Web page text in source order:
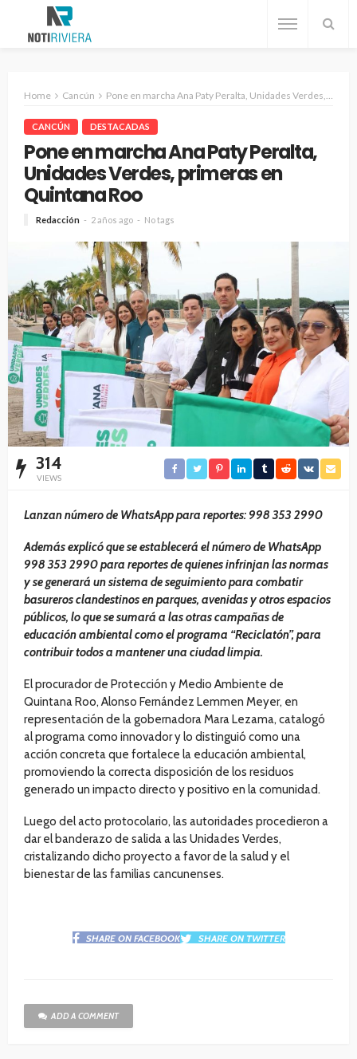
Home Cancún Pone en marcha Ana Paty Peralta, Unidades Verdes, primeras en Quintana Roo
CANCÚN DESTACADAS
Pone en marcha Ana Paty Peralta,
Unidades Verdes, primeras en
Quintana Roo
Redacción 2 años ago No tags
314
VIEWS
Lanzan número de WhatsApp para reportes: 998 353 2990
Además explicó que se establecerá el número de WhatsApp
998 353 2990 para reportes de quienes infrinjan las normas
y se generará un sistema de seguimiento para combatir
basureros clandestinos en parques, avenidas y otros espacios
públicos, lo que se sumará a las otras campañas de
educación ambiental como el programa “Reciclatón”, para
contribuir todos a mantener una ciudad limpia.
El procurador de Protección y Medio Ambiente de
Quintana Roo, Alonso Fernández Lemmen Meyer, en
representación de la gobernadora Mara Lezama, catalogó
al programa como innovador y lo distinguió como una
acción concreta que fortalece la educación ambiental,
promoviendo la correcta disposición de los residuos
generado un impacto directo y positivo en la comunidad.
Luego del acto protocolario, las autoridades procedieron a
dar el banderazo de salida a las Unidades Verdes,
cristalizando dicho proyecto a favor de la salud y el
bienestar de las familias cancunenses.
SHARE ON FACEBOOK SHARE ON TWITTER
ADD A COMMENT